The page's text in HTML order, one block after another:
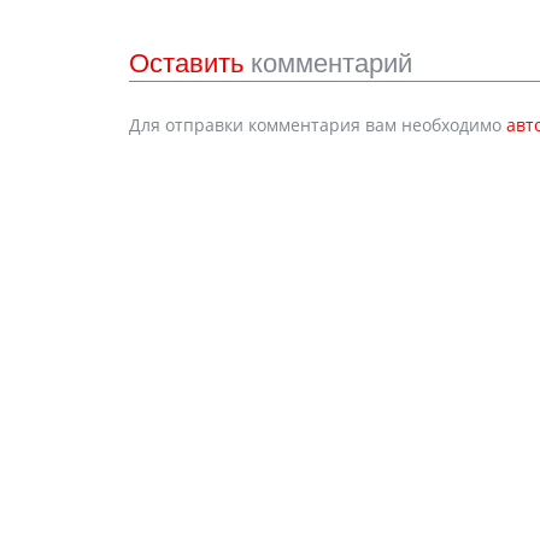
Оставить комментарий
Для отправки комментария вам необходимо